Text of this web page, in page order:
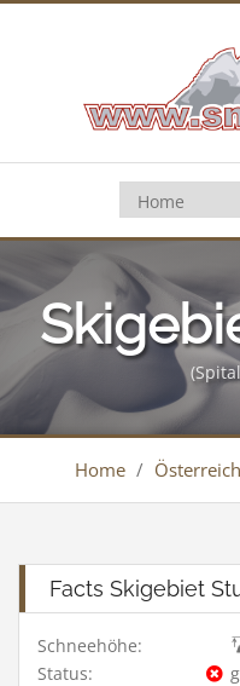
Home / Österreich
Facts Skigebiet
Schneehöhe:
Status: